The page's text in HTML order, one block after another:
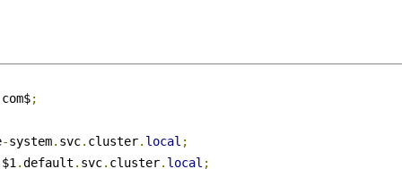
;
-system. svc. cluster. local ;
$1 .default . svc. cluster. local ;